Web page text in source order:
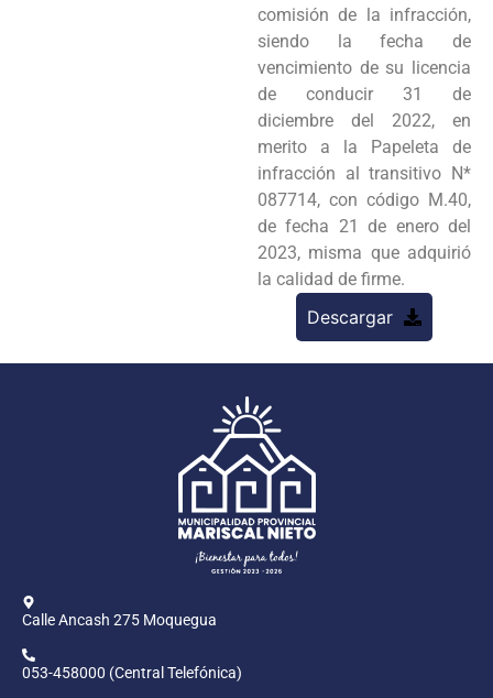
comisión de la infracción,
siendo la fecha de
vencimiento de su licencia
de conducir 31 de
diciembre del 2022, en
merito a la Papeleta de
infracción al transitivo N*
087714, con código M.40,
de fecha 21 de enero del
2023, misma que adquirió
la calidad de firme.
Descargar
Calle Ancash 275 Moquegua
053-458000 (Central Telefónica)